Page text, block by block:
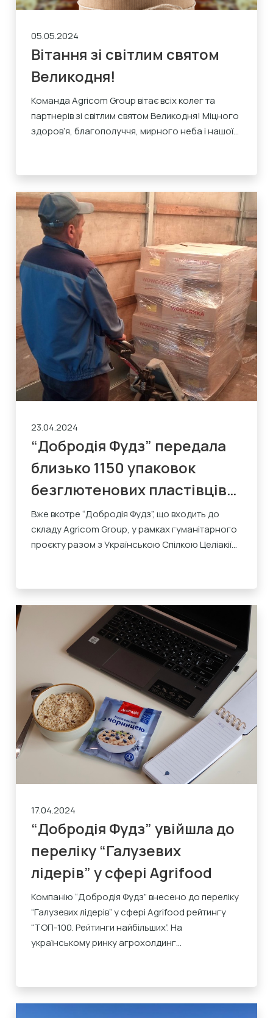
05.05.2024
Вітання зі світлим святом
Великодня!
Команда Agricom Group вітає всіх колег та
партнерів зі світлим святом Великодня! Міцного
здоров’я, благополуччя, мирного неба і нашої...
23.04.2024
“Добродія Фудз” передала
близько 1150 упаковок
безглютенових пластівців
WOWOATS для членів
Української Спілки Целіакії
Вже вкотре “Добродія Фудз”, що входить до
складу Agricom Group, у рамках гуманітарного
проєкту разом з Українською Спілкою Целіакії...
17.04.2024
“Добродія Фудз” увійшла до
переліку “Галузевих
лідерів” у сфері Agrifood
Компанію “Добродія Фудз” внесено до переліку
“Галузевих лідерів” у сфері Agrifood рейтингу
“ТОП-100. Рейтинги найбільших”. На
українському ринку агрохолдинг...